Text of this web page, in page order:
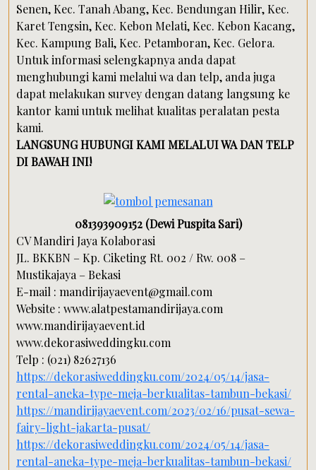
Senen, Kec. Tanah Abang, Kec. Bendungan Hilir, Kec.
Karet Tengsin, Kec. Kebon Melati, Kec. Kebon Kacang,
Kec. Kampung Bali, Kec. Petamboran, Kec. Gelora.
Untuk informasi selengkapnya anda dapat
menghubungi kami melalui wa dan telp, anda juga
dapat melakukan survey dengan datang langsung ke
kantor kami untuk melihat kualitas peralatan pesta
kami.
LANGSUNG HUBUNGI KAMI MELALUI WA DAN TELP
DI BAWAH INI!
081393909152 (Dewi Puspita Sari)
CV Mandiri Jaya Kolaborasi
JL. BKKBN – Kp. Ciketing Rt. 002 / Rw. 008 –
Mustikajaya – Bekasi
E-mail : mandirijayaevent@gmail.com
Website : www.alatpestamandirijaya.com
www.mandirijayaevent.id
www.dekorasiweddingku.com
Telp : (021) 82627136
https://dekorasiweddingku.com/2024/05/14/jasa-
rental-aneka-type-meja-berkualitas-tambun-bekasi/
https://mandirijayaevent.com/2023/02/16/pusat-sewa-
fairy-light-jakarta-pusat/
https://dekorasiweddingku.com/2024/05/14/jasa-
rental-aneka-type-meja-berkualitas-tambun-bekasi/